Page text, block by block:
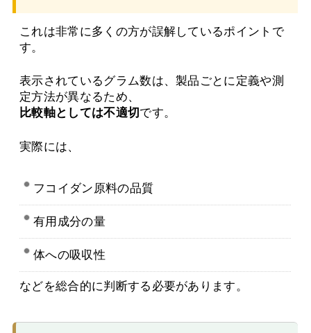
これは非常に多くの方が誤解しているポイントで
す。
表示されているグラム数は、製品ごとに定義や測
定方法が異なるため、
比較軸としては不適切 です。
実際には、
フコイダン原料の品質
有用成分の量
体への吸収性
などを総合的に判断する必要があります。